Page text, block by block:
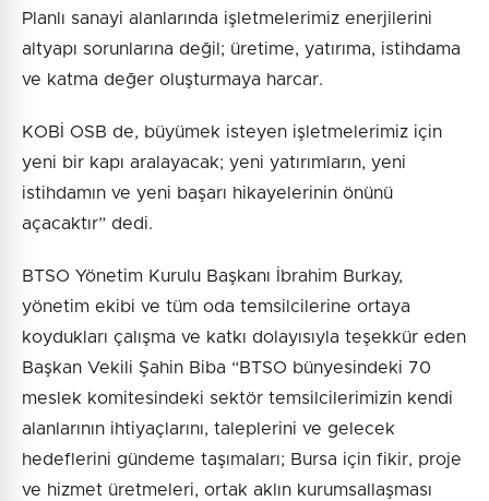
Planlı sanayi alanlarında işletmelerimiz enerjilerini
altyapı sorunlarına değil; üretime, yatırıma, istihdama
ve katma değer oluşturmaya harcar.
KOBİ OSB de, büyümek isteyen işletmelerimiz için
yeni bir kapı aralayacak; yeni yatırımların, yeni
istihdamın ve yeni başarı hikayelerinin önünü
açacaktır” dedi.
BTSO Yönetim Kurulu Başkanı İbrahim Burkay,
yönetim ekibi ve tüm oda temsilcilerine ortaya
koydukları çalışma ve katkı dolayısıyla teşekkür eden
Başkan Vekili Şahin Biba “BTSO bünyesindeki 70
meslek komitesindeki sektör temsilcilerimizin kendi
alanlarının ihtiyaçlarını, taleplerini ve gelecek
hedeflerini gündeme taşımaları; Bursa için fikir, proje
ve hizmet üretmeleri, ortak aklın kurumsallaşması